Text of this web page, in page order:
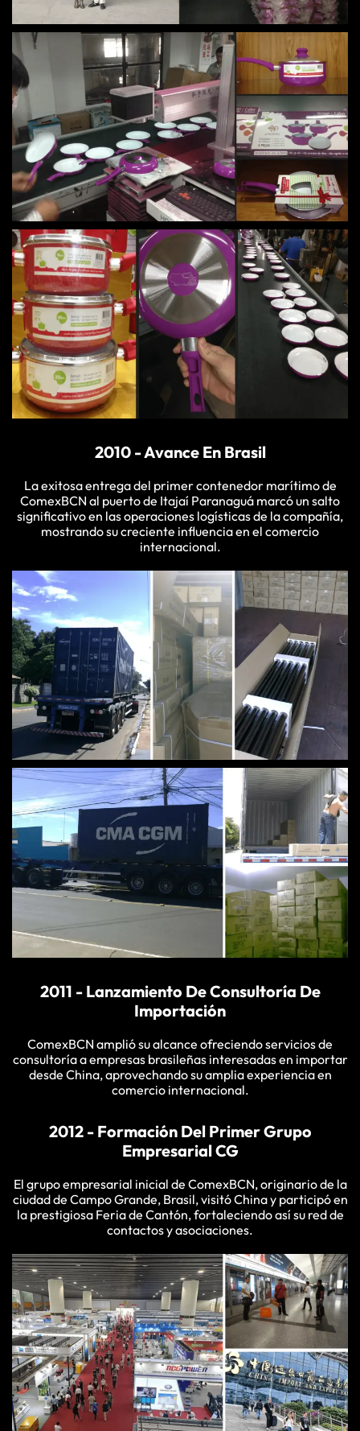
2010 - Avance En Brasil
La exitosa entrega del primer contenedor marítimo de
ComexBCN al puerto de Itajaí Paranaguá marcó un salto
significativo en las operaciones logísticas de la compañía,
mostrando su creciente influencia en el comercio
internacional.
2011 - Lanzamiento De Consultoría De
Importación
ComexBCN amplió su alcance ofreciendo servicios de
consultoría a empresas brasileñas interesadas en importar
desde China, aprovechando su amplia experiencia en
comercio internacional.
2012 - Formación Del Primer Grupo
Empresarial CG
El grupo empresarial inicial de ComexBCN, originario de la
ciudad de Campo Grande, Brasil, visitó China y participó en
la prestigiosa Feria de Cantón, fortaleciendo así su red de
contactos y asociaciones.